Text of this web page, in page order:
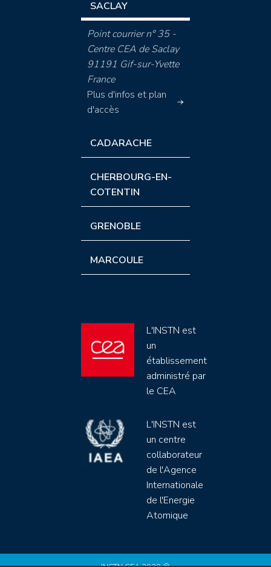
SACLAY
Point courrier n° 35 -
Centre CEA de Saclay
91191 Gif-sur-Yvette
France
Plus d'infos et plan
d'accès
CADARACHE
CHERBOURG-EN-
COTENTIN
GRENOBLE
MARCOULE
L'INSTN est
un
établissement
administré par
le CEA
L'INSTN est
un centre
collaborateur
de l'Agence
Internationale
de l'Energie
Atomique